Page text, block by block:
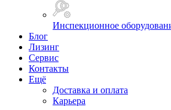
Инспекционное
Блог
Лизинг
Сервис
Контакты
Ещё
Доставка и оплата
Карьера